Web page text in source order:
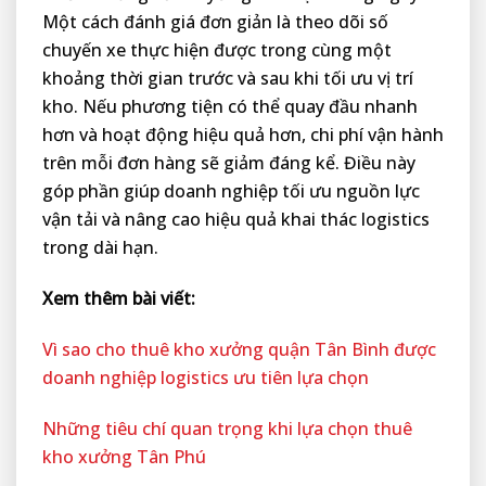
Một cách đánh giá đơn giản là theo dõi số
chuyến xe thực hiện được trong cùng một
khoảng thời gian trước và sau khi tối ưu vị trí
kho. Nếu phương tiện có thể quay đầu nhanh
hơn và hoạt động hiệu quả hơn, chi phí vận hành
trên mỗi đơn hàng sẽ giảm đáng kể. Điều này
góp phần giúp doanh nghiệp tối ưu nguồn lực
vận tải và nâng cao hiệu quả khai thác logistics
trong dài hạn.
Xem thêm bài viết:
Vì sao cho thuê kho xưởng quận Tân Bình được
doanh nghiệp logistics ưu tiên lựa chọn
Những tiêu chí quan trọng khi lựa chọn thuê
kho xưởng Tân Phú